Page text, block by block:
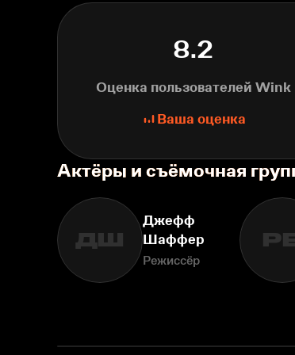
8.2
Оценка пользователей Wink
Ваша оценка
Актёры и съёмочная
ДШ
Джефф
Шаффер
Режиссёр